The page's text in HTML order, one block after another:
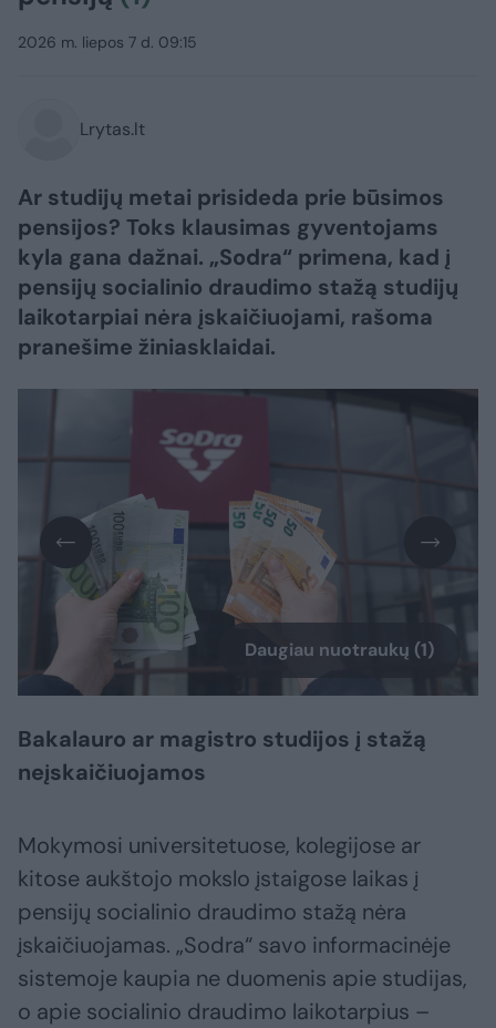
2026 m. liepos 7 d. 09:15
Lrytas.lt
Ar studijų metai prisideda prie būsimos
pensijos? Toks klausimas gyventojams
kyla gana dažnai. „Sodra“ primena, kad į
pensijų socialinio draudimo stažą studijų
laikotarpiai nėra įskaičiuojami, rašoma
pranešime žiniasklaidai.
Daugiau nuotraukų (1)
Bakalauro ar magistro studijos į stažą
neįskaičiuojamos
Mokymosi universitetuose, kolegijose ar
kitose aukštojo mokslo įstaigose laikas į
pensijų socialinio draudimo stažą nėra
įskaičiuojamas. „Sodra“ savo informacinėje
sistemoje kaupia ne duomenis apie studijas,
o apie socialinio draudimo laikotarpius –